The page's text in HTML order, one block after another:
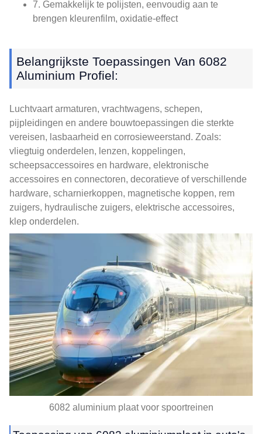
7. Gemakkelijk te polijsten, eenvoudig aan te
brengen kleurenfilm, oxidatie-effect
Belangrijkste Toepassingen Van 6082
Aluminium Profiel:
Luchtvaart armaturen, vrachtwagens, schepen,
pijpleidingen en andere bouwtoepassingen die sterkte
vereisen, lasbaarheid en corrosieweerstand. Zoals:
vliegtuig onderdelen, lenzen, koppelingen,
scheepsaccessoires en hardware, elektronische
accessoires en connectoren, decoratieve of verschillende
hardware, scharnierkoppen, magnetische koppen, rem
zuigers, hydraulische zuigers, elektrische accessoires,
klep onderdelen.
6082 aluminium plaat voor spoortreinen